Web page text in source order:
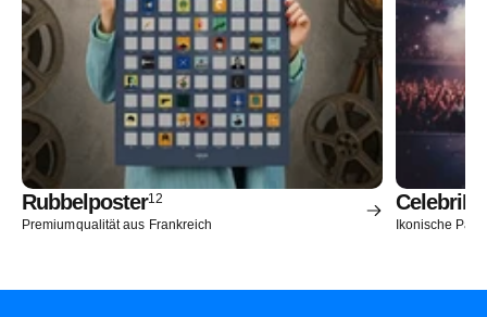
Rubbelposter12
Premiumqualität aus Frankreich
Ikonische